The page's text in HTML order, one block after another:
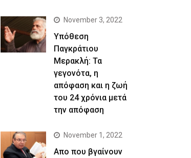
November 3, 2022
Yπόθεση
Παγκράτιου
Μερακλή: Τα
γεγονότα, η
απόφαση και η ζωή
του 24 χρόνια μετά
την απόφαση
November 1, 2022
Απο που βγαίνουν